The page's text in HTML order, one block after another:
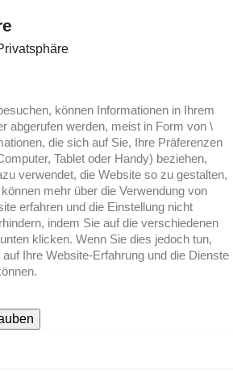
können Informationen in Ihrem
abgerufen werden, meist in Form von \
die sich auf Sie, Ihre Präferenzen
Tablet oder Handy) beziehen,
verwendet, die Website so zu gestalten,
mehr über die Verwendung von
erfahren und die Einstellung nicht
indem Sie auf die verschiedenen
klicken. Wenn Sie dies jedoch tun,
Ihre Website-Erfahrung und die Dienste